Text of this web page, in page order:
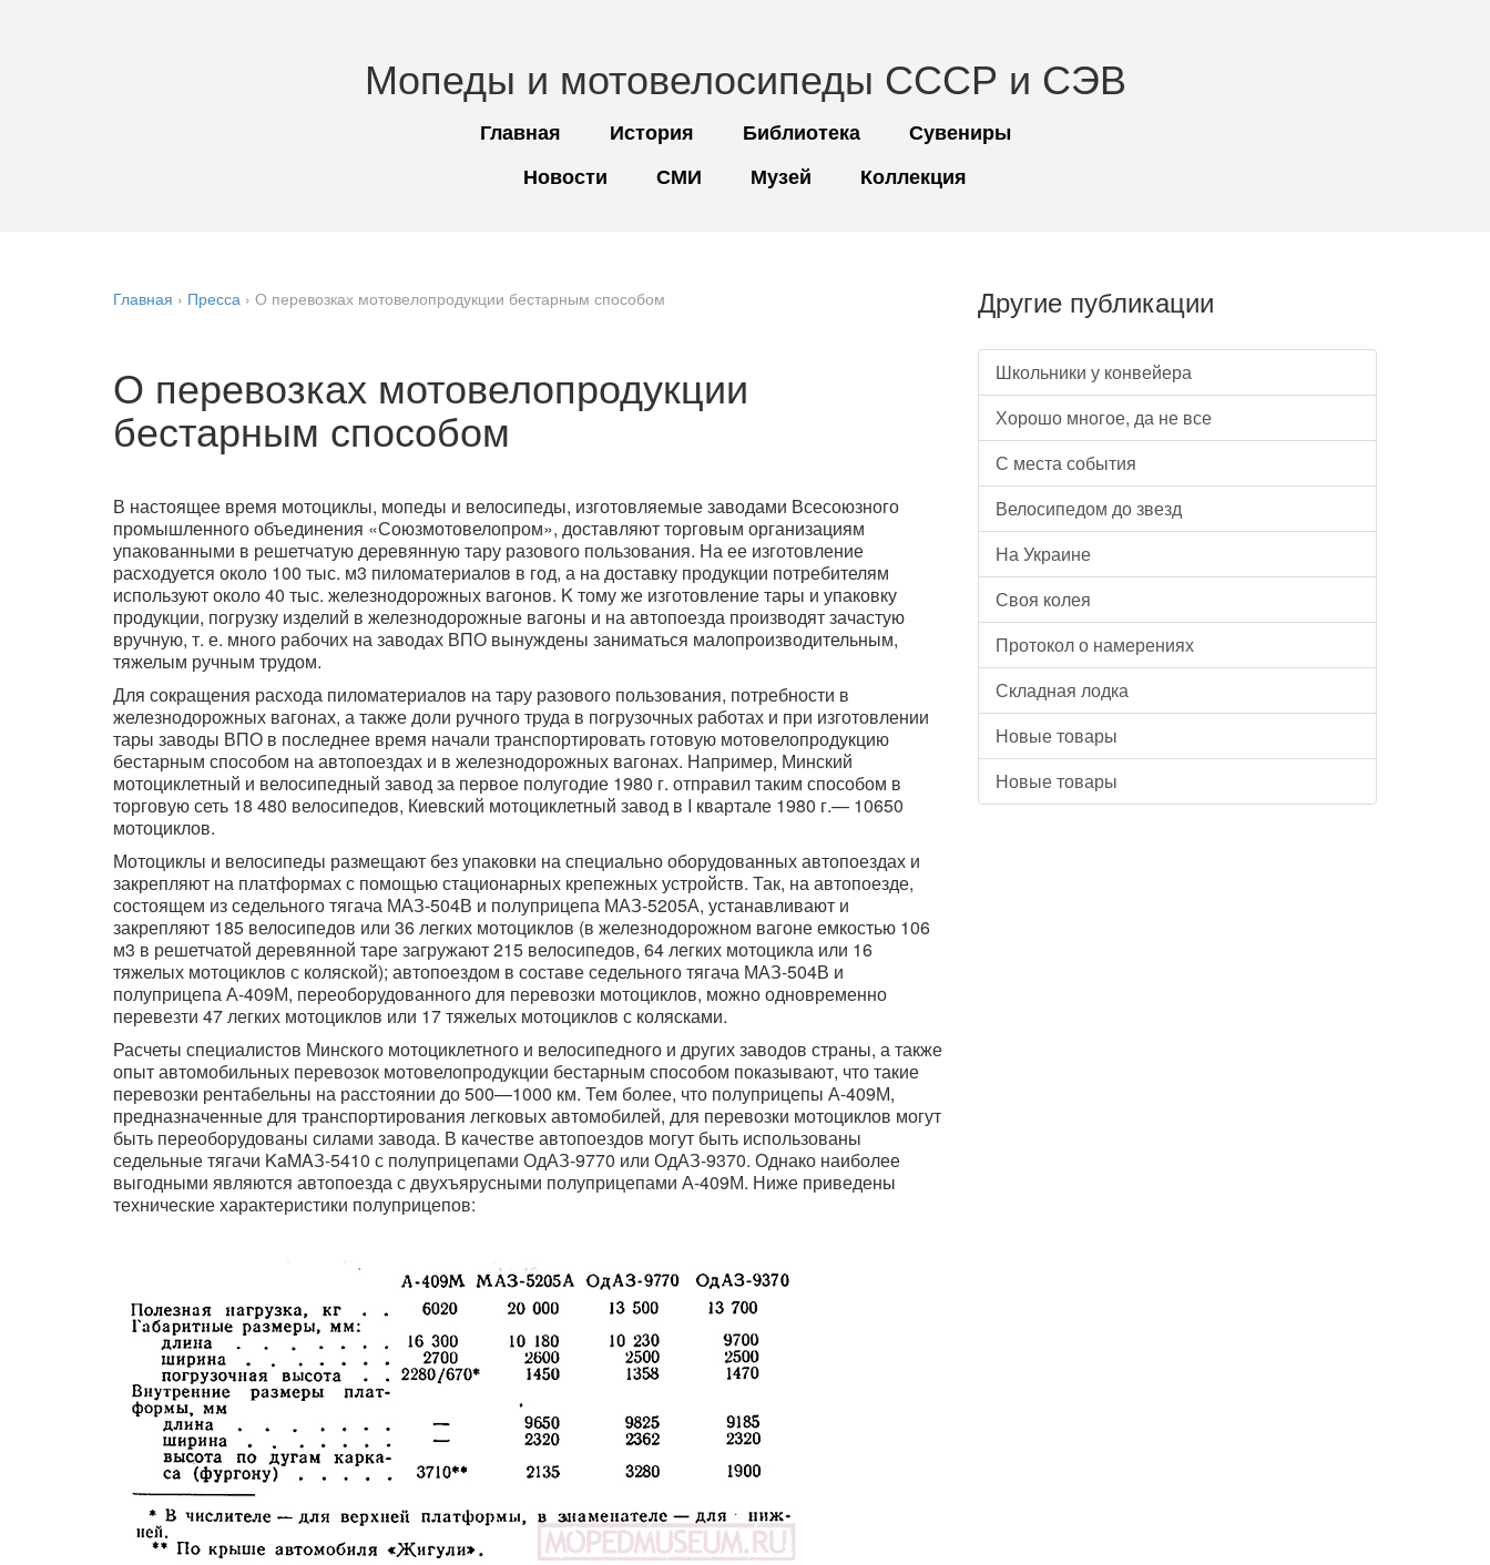
Мопеды и мотовелосипеды СССР и СЭВ
Главная История Библиотека
Сувениры
Новости
СМИ Музей Коллекция
Главная › Пресса › О перевозках мотовелопродукции бестарным способом
О перевозках мотовелопродукции
бестарным способом
В настоящее время мотоциклы, мопеды и велосипеды, изготовляемые заводами Всесоюзного
промышленного объединения «Союзмотовелопром», доставляют торговым организациям
упакованными в решетчатую деревянную тару разового пользования. На ее изготовление
расходуется около 100 тыс. м3 пиломатериалов в год, а на доставку продукции потребителям
используют около 40 тыс. железнодорожных вагонов. K тому же изготовление тары и упаковку
продукции, погрузку изделий в железнодорожные вагоны и на автопоезда производят зачастую
вручную, т. е. много рабочих на заводах ВПО вынуждены заниматься малопроизводительным,
тяжелым ручным трудом.
Для сокращения расхода пиломатериалов на тару разового пользования, потребности в
железнодорожных вагонах, а также доли ручного труда в погрузочных работах и при изготовлении
тары заводы ВПО в последнее время начали транспортировать готовую мотовелопродукцию
бестарным способом на автопоездах и в железнодорожных вагонах. Например, Минский
мотоциклетный и велосипедный завод за первое полугодие 1980 г. отправил таким способом в
торговую сеть 18 480 велосипедов, Киевский мотоциклетный завод в I квартале 1980 г.— 10650
мотоциклов.
Мотоциклы и велосипеды размещают без упаковки на специально оборудованных автопоездах и
закрепляют на платформах с помощью стационарных крепежных устройств. Так, на автопоезде,
состоящем из седельного тягача МАЗ-504В и полуприцепа МАЗ-5205А, устанавливают и
закрепляют 185 велосипедов или 36 легких мотоциклов (в железнодорожном вагоне емкостью 106
м3 в решетчатой деревянной таре загружают 215 велосипедов, 64 легких мотоцикла или 16
тяжелых мотоциклов с коляской); автопоездом в составе седельного тягача МАЗ-504В и
полуприцепа А-409М, переоборудованного для перевозки мотоциклов, можно одновременно
перевезти 47 легких мотоциклов или 17 тяжелых мотоциклов с колясками.
Расчеты специалистов Минского мотоциклетного и велосипедного и других заводов страны, а также
опыт автомобильных перевозок мотовелопродукции бестарным способом показывают, что такие
перевозки рентабельны на расстоянии до 500—1000 км. Тем более, что полуприцепы А-409М,
предназначенные для транспортирования легковых автомобилей, для перевозки мотоциклов могут
быть переоборудованы силами завода. В качестве автопоездов могут быть использованы
седельные тягачи KaMAЗ-5410 с полуприцепами ОдАЗ-9770 или ОдАЗ-9370. Однако наиболее
выгодными являются автопоезда с двухъярусными полуприцепами А-409М. Ниже приведены
технические характеристики полуприцепов:
Другие публикации
Школьники у конвейера
Хорошо многое, да не все
С места события
Велосипедом до звезд
На Украине
Своя колея
Протокол о намерениях
Складная лодка
Новые товары
Новые товары